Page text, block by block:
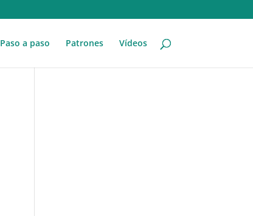
Paso a paso Patrones Vídeos